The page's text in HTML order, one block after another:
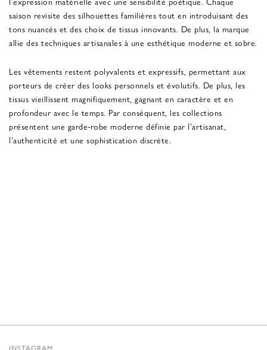
saison revisite des silhouettes familières tout en introduisant des
tons nuancés et des choix de tissus innovants. De plus, la marque
allie des techniques artisanales à une esthétique moderne et sobre.
Les vêtements restent polyvalents et expressifs, permettant aux
porteurs de créer des looks personnels et évolutifs. De plus, les
tissus vieillissent magnifiquement, gagnant en caractère et en
profondeur avec le temps. Par conséquent, les collections
présentent une garde-robe moderne définie par l'artisanat,
l'authenticité et une sophistication discrète.
INSTAGRAM